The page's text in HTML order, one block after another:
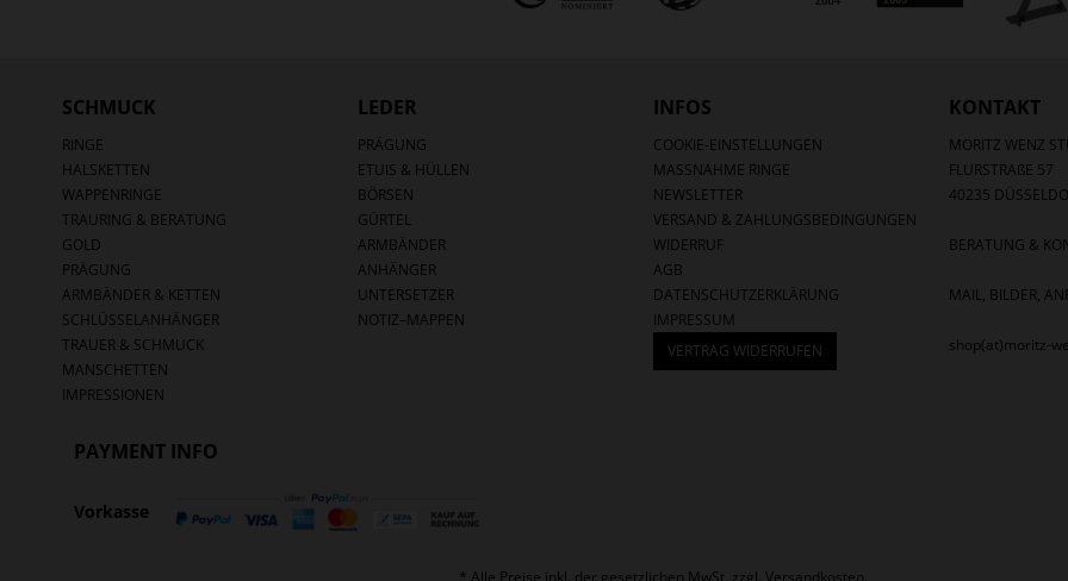
SCHMUCK
RINGE
HALSKETTEN
WAPPENRINGE
TRAURING & BERATUNG
GOLD
PRÄGUNG
ARMBÄNDER & KETTEN
SCHLÜSSELANHÄNGER
TRAUER & SCHMUCK
MANSCHETTEN
IMPRESSIONEN
LEDER
PRÄGUNG
ETUIS & HÜLLEN
BÖRSEN
GÜRTEL
ARMBÄNDER
ANHÄNGER
UNTERSETZER
NOTIZ–MAPPEN
INFOS
COOKIE-EINSTELLUNGEN
MASSNAHME RINGE
NEWSLETTER
VERSAND & ZAHLUNGSBEDINGUNGEN
WIDERRUF
AGB
DATENSCHUTZERKLÄRUNG
IMPRESSUM
VERTRAG WIDERRUFEN
KONTAKT
MORITZ WENZ
FLURSTRAßE 57
40235
BERATUNG &
MAIL, BILDER,
shop(at)moritz-
PAYMENT INFO
Vorkasse
* Alle Preise inkl. der gesetzlichen MwSt. zzgl. Versandkosten